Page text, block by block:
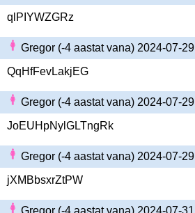
qlPIYWZGRz
Gregor (-4 aastat vana) 2024-07-29
QqHfFevLakjEG
Gregor (-4 aastat vana) 2024-07-29
JoEUHpNylGLTngRk
Gregor (-4 aastat vana) 2024-07-29
jXMBbsxrZtPW
Gregor (-4 aastat vana) 2024-07-31